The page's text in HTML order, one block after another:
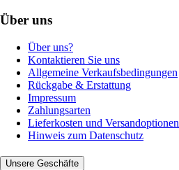
Über uns
Über uns?
Kontaktieren Sie uns
Allgemeine Verkaufsbedingungen
Rückgabe & Erstattung
Impressum
Zahlungsarten
Lieferkosten und Versandoptionen
Hinweis zum Datenschutz
Unsere Geschäfte